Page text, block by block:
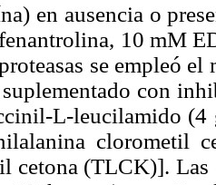
en ausencia o
10 mM
se empleó
con
L-leucilamido
clorometil
cetona (TLCK)]. Las